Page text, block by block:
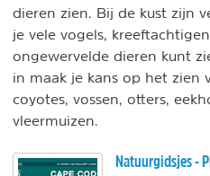
dieren zien. Bij de kust zijn
je vele vogels,
ongewervelde dieren kunt
in maak je kans op het zien
coyotes, vossen, otters,
vleermuizen.
Natuurgidsjes -